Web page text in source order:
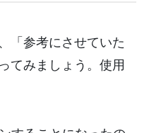
「参考にさせていた
てみましょう。使用